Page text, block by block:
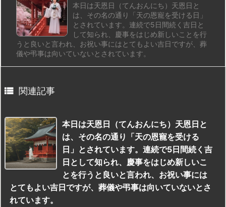
本日は天恩日（てんおんにち）天恩日と
は、その名の通り「天の恩寵を受ける日」
とされています。連続で5日間続く吉日と
して知られ、慶事をはじめ新しいことを行
うと良いと言われ、お祝い事にはとてもよい吉日ですが、葬
儀や弔事は向いていないとされています。
 関連記事
本日は天恩日（てんおんにち）天恩日と
は、その名の通り「天の恩寵を受ける
日」とされています。連続で5日間続く吉
日として知られ、慶事をはじめ新しいこ
とを行うと良いと言われ、お祝い事には
とてもよい吉日ですが、葬儀や弔事は向いていないとさ
れています。